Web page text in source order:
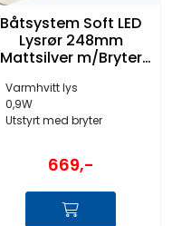
Båtsystem Soft LED
Lysrør 248mm
Mattsilver m/Bryter
Varmhvitt lys
0,9W
Utstyrt med bryter
669,-